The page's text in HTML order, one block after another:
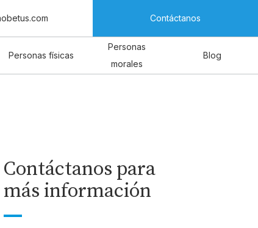
Contáctanos
Personas físicas
Personas
morales
Blog
Contáctanos para
más información